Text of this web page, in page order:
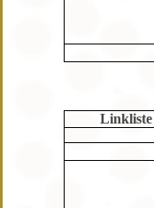
Linkliste